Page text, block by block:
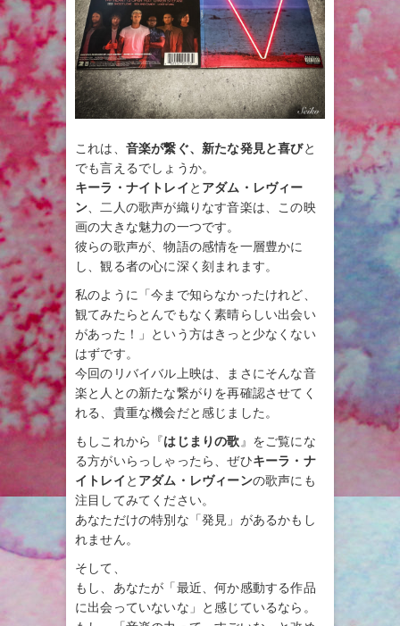
これは、 音楽が繋ぐ、新たな発見と喜びと
でも言えるでしょうか。
キーラ・ナイトレイ と アダム・レヴィー
ン 、二人の歌声が織りなす音楽は、この映
画の大きな魅力の一つです。
彼らの歌声が、物語の感情を一層豊かに
し、観る者の心に深く刻まれます。
私のように「今まで知らなかったけれど、
観てみたらとんでもなく素晴らしい出会い
があった！」という方はきっと少なくない
はずです。
今回のリバイバル上映は、まさにそんな音
楽と人との新たな繋がりを再確認させてく
れる、貴重な機会だと感じました。
もしこれから『はじまりの歌 』をご覧にな
る方がいらっしゃったら、ぜひキーラ・ナ
イトレイ と アダム・レヴィーンの歌声にも
注目してみてください。
あなただけの特別な「発見」があるかもし
れません。
そして、
もし、あなたが「最近、何か感動する作品
に出会っていないな」と感じているなら。